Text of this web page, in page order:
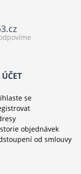
se
objednávek
od smlouvy